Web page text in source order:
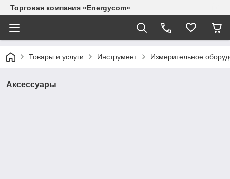
Торговая компания «Energycom»
Товары и услуги Инструмент Измерительное
Аксессуары